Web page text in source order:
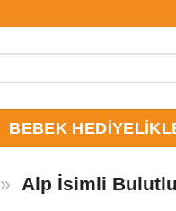
BEBEK
» Alp İsimli Bulutlu